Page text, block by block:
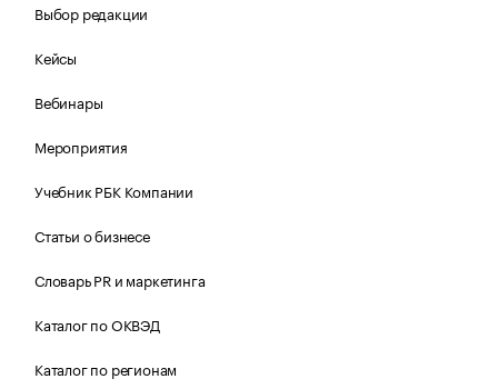
Выбор редакции
Кейсы
Вебинары
Мероприятия
Учебник РБК Компании
Статьи о бизнесе
Словарь PR и маркетинга
Каталог по ОКВЭД
Каталог по регионам